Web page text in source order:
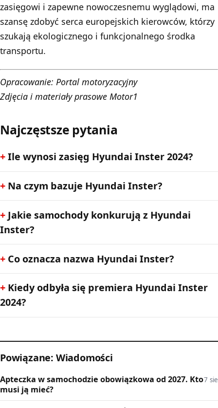
zasięgowi i zapewne nowoczesnemu wyglądowi, ma
szansę zdobyć serca europejskich kierowców, którzy
szukają ekologicznego i funkcjonalnego środka
transportu.
Opracowanie: Portal motoryzacyjny
Zdjęcia i materiały prasowe Motor1
Najczęstsze pytania
Ile wynosi zasięg Hyundai Inster 2024?
Na czym bazuje Hyundai Inster?
Jakie samochody konkurują z Hyundai
Inster?
Co oznacza nazwa Hyundai Inster?
Kiedy odbyła się premiera Hyundai Inster
2024?
Powiązane: Wiadomości
Apteczka w samochodzie obowiązkowa od 2027. Kto
musi ją mieć?
7 sie